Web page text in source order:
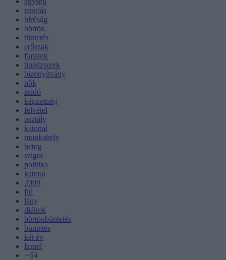
tanulás
bíróság
börtön
tüntetés
erőszak
fiatalok
tinédzserek
bizonyítvány
nők
zsidó
képzettség
felvétel
osztály
katonai
munkahely
beteg
szigor
politika
katona
2009
fiú
lány
diákok
börtönbüntetés
büntetés
két év
Izrael
+54